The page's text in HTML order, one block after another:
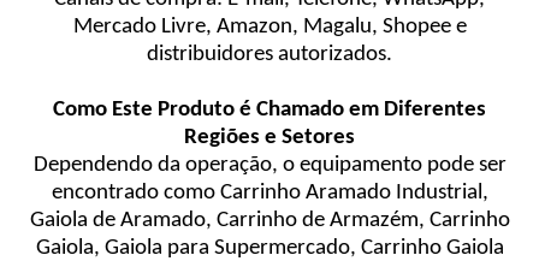
Mercado Livre, Amazon, Magalu, Shopee e
distribuidores autorizados.
Como Este Produto é Chamado em Diferentes
Regiões e Setores
Dependendo da operação, o equipamento pode ser
encontrado como Carrinho Aramado Industrial,
Gaiola de Aramado, Carrinho de Armazém, Carrinho
Gaiola, Gaiola para Supermercado, Carrinho Gaiola